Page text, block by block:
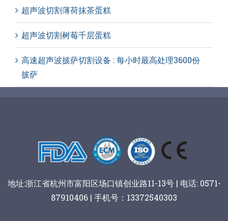
超声波切割薄荷抹茶蛋糕
超声波切割树莓千层蛋糕
高速超声波披萨切割设备 : 每小时最高处理3600份
披萨
地址:浙江省杭州市富阳区场口镇创业路11-13号 | 电话: 0571-
87910406 | 手机号：13372540303